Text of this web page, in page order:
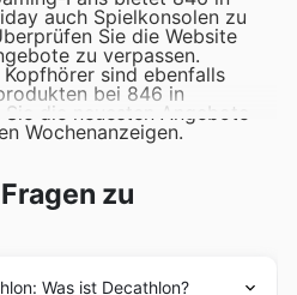
auch Spielkonsolen zu
Sie die Website
zu verpassen.
sind ebenfalls
bei 846 in
die neuesten Angebote
Wochenanzeigen.
zu
Was ist Decathlon?